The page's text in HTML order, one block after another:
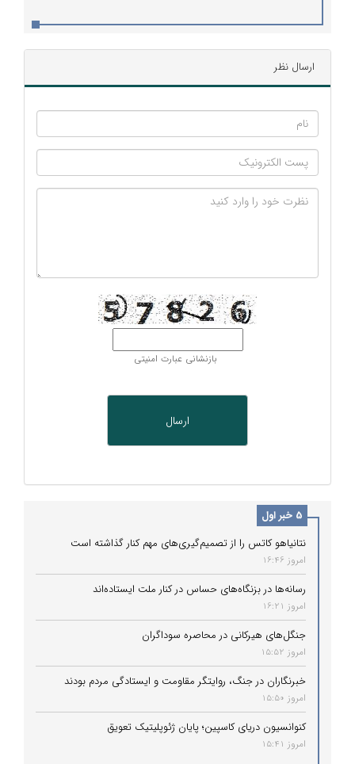
ارسال نظر
بازنشانی عبارت امنیتی
5 خبر اول
نتانیاهو کاتس را از تصمیم‌گیری‌های مهم کنار گذاشته است
امروز 16:46
رسانه‌ها در بزنگاه‌های حساس در کنار ملت ایستاده‌اند
امروز 16:21
جنگل‌های هیرکانی در محاصره سوداگران
امروز 15:52
خبرنگاران در جنگ، روایتگر مقاومت و ایستادگی مردم بودند
امروز 15:50
کنوانسیون دریای کاسپین؛ پایان ژئوپلیتیک تعویق
امروز 15:41